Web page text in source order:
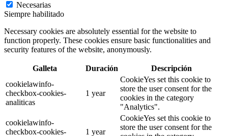
Necesarias
Siempre habilitado
Necessary cookies are absolutely essential for the website to
function properly. These cookies ensure basic functionalities and
security features of the website, anonymously.
Galleta Duración
Descripción
cookielawinfo-
checkbox-cookies-
analiticas
1 year
CookieYes set this cookie to
store the user consent for the
cookies in the category
"Analytics".
cookielawinfo-
checkbox-cookies-
1 year
CookieYes set this cookie to
store the user consent for the